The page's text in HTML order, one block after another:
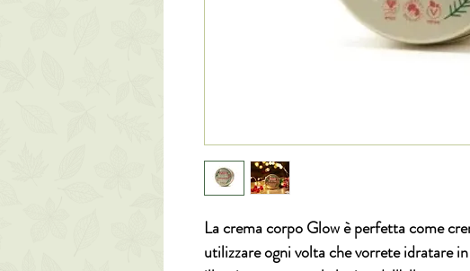
La crema corpo Glow è perfetta come
utilizzare ogni volta che vorrete idratare